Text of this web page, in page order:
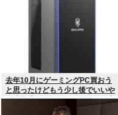
去年10月にゲーミングPC買おう
と思ったけどもう少し後でいいや
で時期逃したらうなぎ登りに値上
がりしていった